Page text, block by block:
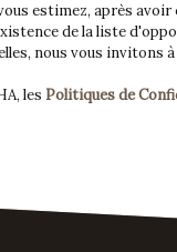
estimez, après
de la liste
nous vous invitons
les Politiques de